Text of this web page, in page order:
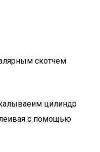
скотчем
цилиндр
с помощью